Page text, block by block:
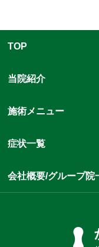
TOP
当院紹介
施術メニュー
症状一覧
会社概要/グループ院